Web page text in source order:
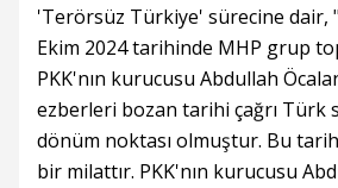
'Terörsüz Türkiye' sürecine dair,
Ekim 2024 tarihinde MHP grup
PKK'nın kurucusu Abdullah
ezberleri bozan tarihi çağrı Türk
dönüm noktası olmuştur. Bu
bir milattır. PKK'nın kurucusu